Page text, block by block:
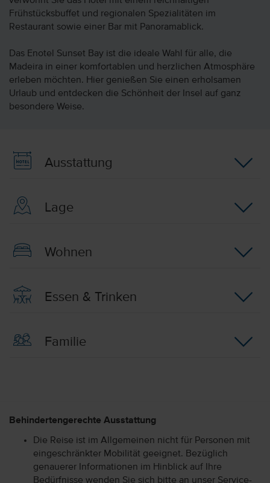
Frühstücksbuffet und regionalen Spezialitäten im
Restaurant sowie einer Bar mit Panoramablick.
Das Enotel Sunset Bay ist die ideale Wahl für alle, die
Madeira in einer komfortablen und herzlichen Atmosphäre
erleben möchten. Hier genießen Sie einen erholsamen
Urlaub und entdecken die Schönheit der Insel auf ganz
besondere Weise.
Ausstattung
Lage
Wohnen
Essen & Trinken
Familie
Behindertengerechte Ausstattung
Die Reise ist im Allgemeinen nicht für Personen mit
eingeschränkter Mobilität geeignet. Bezüglich
genauerer Informationen im Hinblick auf Ihre
Bedürfnisse wenden Sie sich bitte an unser Service-